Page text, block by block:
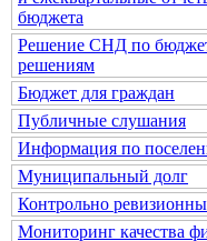
бюджета
Решение СНД по
решениям
Бюджет для граждан
Публичные слушания
Информация по
Муниципальный долг
Контрольно
Мониторинг качества